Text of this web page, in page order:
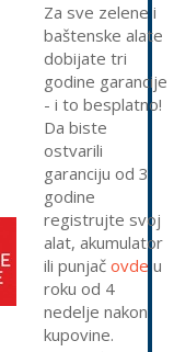
Za sve zelene i
baštenske alate
dobijate tri
godine garancije
- i to besplatno!
Da biste
ostvarili
garanciju od 3
godine
registrujte svoj
alat, akumulator
ili punjač ovde u
roku od 4
nedelje nakon
kupovine.